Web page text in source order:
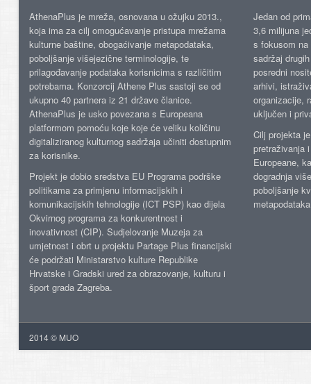
AthenaPlus je mreža, osnovana u ožujku 2013.,
koja ima za cilj omogućavanje pristupa mrežama
kulturne baštine, obogaćivanje metapodataka,
poboljšanje višejezične terminologije, te
prilagođavanje podataka korisnicima s različitim
potrebama. Konzorcij Athene Plus sastoji se od
ukupno 40 partnera iz 21 države članice.
AthenaPlus je usko povezana s Europeana
platformom pomoću koje koje će veliku količinu
digitaliziranog kulturnog sadržaja učiniti dostupnim
za korisnike.
Projekt je dobio sredstva EU Programa podrške
politikama za primjenu informacijskih i
komunikacijskih tehnologije (ICT PSP) kao dijela
Okvirnog programa za konkurentnost i
inovativnost (CIP). Sudjelovanje Muzeja za
umjetnost i obrt u projektu Partage Plus financijski
će podržati Ministarstvo kulture Republike
Hrvatske i Gradski ured za obrazovanje, kulturu i
šport grada Zagreba.
Jedan od
3,6 milijuna
s fokusom
sadržaj
posredni
arhivi,
organizacije,
uključen i
Cilj projekta
pretraživanja
Europeane,
dogradnja
poboljšanje
2014 © MUO